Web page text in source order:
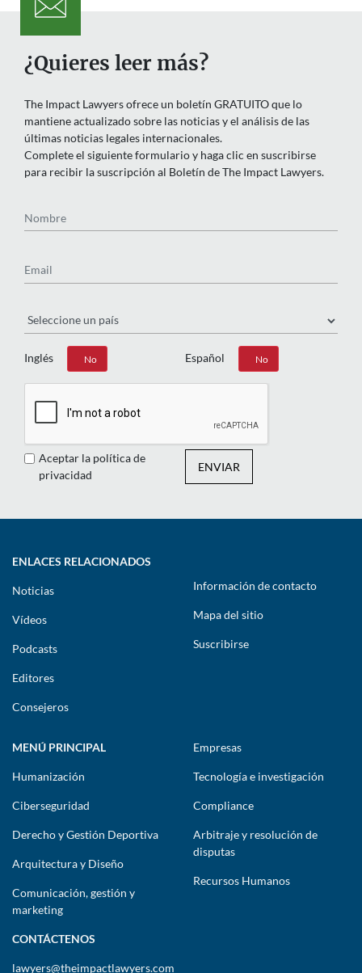
¿Quieres leer más?
The Impact Lawyers ofrece un boletín GRATUITO que lo
mantiene actualizado sobre las noticias y el análisis de las
últimas noticias legales internacionales.
Complete el siguiente formulario y haga clic en suscribirse
para recibir la suscripción al Boletín de The Impact Lawyers.
Inglés
Sí No Español
Sí No
Aceptar la política de
privacidad
ENVIAR
ENLACES RELACIONADOS
Noticias
Vídeos
Podcasts
Editores
Consejeros
Información de contacto
Mapa del sitio
Suscribirse
MENÚ PRINCIPAL
Humanización
Ciberseguridad
Derecho y Gestión Deportiva
Arquitectura y Diseño
Comunicación, gestión y
marketing
Empresas
Tecnología e investigación
Compliance
Arbitraje y resolución de
disputas
Recursos Humanos
CONTÁCTENOS
lawyers@theimpactlawyers.com